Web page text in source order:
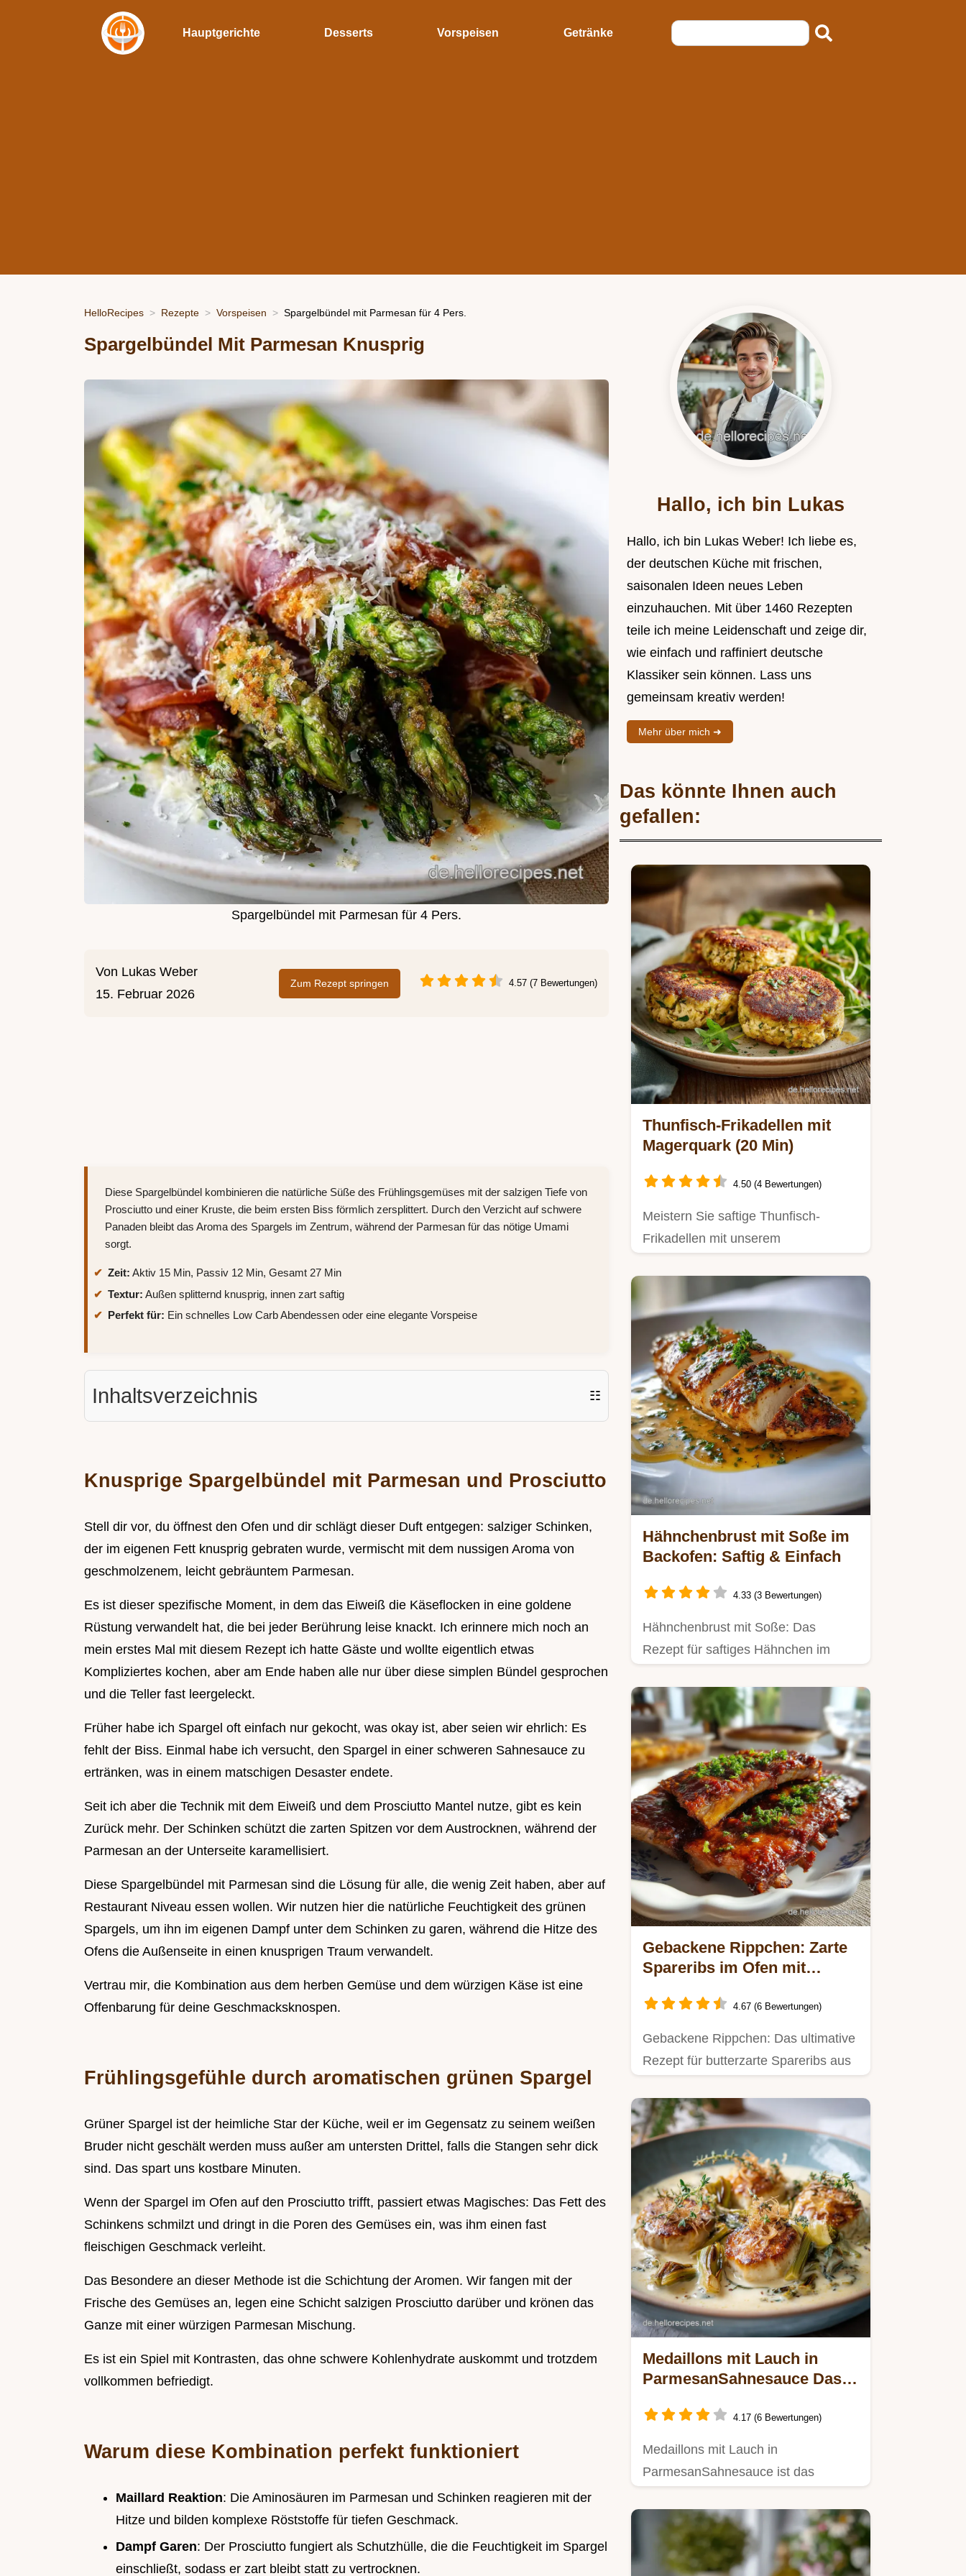
Hauptgerichte Desserts Vorspeisen Getränke
HelloRecipes Rezepte Vorspeisen Spargelbündel mit Parmesan für 4 Pers.
Spargelbündel Mit Parmesan Knusprig
Spargelbündel mit Parmesan für 4 Pers.
Von Lukas Weber
15. Februar 2026
Zum Rezept springen 4.57 (7 Bewertungen)
Diese Spargelbündel kombinieren die natürliche Süße des Frühlingsgemüses mit der salzigen Tiefe von
Prosciutto und einer Kruste, die beim ersten Biss förmlich zersplittert. Durch den Verzicht auf schwere
Panaden bleibt das Aroma des Spargels im Zentrum, während der Parmesan für das nötige Umami
sorgt.
Zeit: Aktiv 15 Min, Passiv 12 Min, Gesamt 27 Min
Textur: Außen splitternd knusprig, innen zart saftig
Perfekt für: Ein schnelles Low Carb Abendessen oder eine elegante Vorspeise
Inhaltsverzeichnis ☷
Knusprige Spargelbündel mit Parmesan und Prosciutto
Stell dir vor, du öffnest den Ofen und dir schlägt dieser Duft entgegen: salziger Schinken,
der im eigenen Fett knusprig gebraten wurde, vermischt mit dem nussigen Aroma von
geschmolzenem, leicht gebräuntem Parmesan.
Es ist dieser spezifische Moment, in dem das Eiweiß die Käseflocken in eine goldene
Rüstung verwandelt hat, die bei jeder Berührung leise knackt. Ich erinnere mich noch an
mein erstes Mal mit diesem Rezept ich hatte Gäste und wollte eigentlich etwas
Kompliziertes kochen, aber am Ende haben alle nur über diese simplen Bündel gesprochen
und die Teller fast leergeleckt.
Früher habe ich Spargel oft einfach nur gekocht, was okay ist, aber seien wir ehrlich: Es
fehlt der Biss. Einmal habe ich versucht, den Spargel in einer schweren Sahnesauce zu
ertränken, was in einem matschigen Desaster endete.
Seit ich aber die Technik mit dem Eiweiß und dem Prosciutto Mantel nutze, gibt es kein
Zurück mehr. Der Schinken schützt die zarten Spitzen vor dem Austrocknen, während der
Parmesan an der Unterseite karamellisiert.
Diese Spargelbündel mit Parmesan sind die Lösung für alle, die wenig Zeit haben, aber auf
Restaurant Niveau essen wollen. Wir nutzen hier die natürliche Feuchtigkeit des grünen
Spargels, um ihn im eigenen Dampf unter dem Schinken zu garen, während die Hitze des
Ofens die Außenseite in einen knusprigen Traum verwandelt.
Vertrau mir, die Kombination aus dem herben Gemüse und dem würzigen Käse ist eine
Offenbarung für deine Geschmacksknospen.
Frühlingsgefühle durch aromatischen grünen Spargel
Grüner Spargel ist der heimliche Star der Küche, weil er im Gegensatz zu seinem weißen
Bruder nicht geschält werden muss außer am untersten Drittel, falls die Stangen sehr dick
sind. Das spart uns kostbare Minuten.
Wenn der Spargel im Ofen auf den Prosciutto trifft, passiert etwas Magisches: Das Fett des
Schinkens schmilzt und dringt in die Poren des Gemüses ein, was ihm einen fast
fleischigen Geschmack verleiht.
Das Besondere an dieser Methode ist die Schichtung der Aromen. Wir fangen mit der
Frische des Gemüses an, legen eine Schicht salzigen Prosciutto darüber und krönen das
Ganze mit einer würzigen Parmesan Mischung.
Es ist ein Spiel mit Kontrasten, das ohne schwere Kohlenhydrate auskommt und trotzdem
vollkommen befriedigt.
Warum diese Kombination perfekt funktioniert
Maillard Reaktion: Die Aminosäuren im Parmesan und Schinken reagieren mit der
Hitze und bilden komplexe Röststoffe für tiefen Geschmack.
Dampf Garen: Der Prosciutto fungiert als Schutzhülle, die die Feuchtigkeit im Spargel
einschließt, sodass er zart bleibt statt zu vertrocknen.
Hallo, ich bin Lukas
Hallo, ich bin Lukas Weber! Ich liebe es,
der deutschen Küche mit frischen,
saisonalen Ideen neues Leben
einzuhauchen. Mit über 1460 Rezepten
teile ich meine Leidenschaft und zeige dir,
wie einfach und raffiniert deutsche
Klassiker sein können. Lass uns
gemeinsam kreativ werden!
Mehr über mich ➜
Das könnte Ihnen auch
gefallen:
Thunfisch-Frikadellen mit
Magerquark (20 Min)
4.50 (4 Bewertungen)
Meistern Sie saftige Thunfisch-
Frikadellen mit unserem
Hähnchenbrust mit Soße im
Backofen: Saftig & Einfach
4.33 (3 Bewertungen)
Hähnchenbrust mit Soße: Das
Rezept für saftiges Hähnchen im
Gebackene Rippchen: Zarte
Spareribs im Ofen mit
4.67 (6 Bewertungen)
Gebackene Rippchen: Das ultimative
Rezept für butterzarte Spareribs aus
Medaillons mit Lauch in
ParmesanSahnesauce Das
4.17 (6 Bewertungen)
Medaillons mit Lauch in
ParmesanSahnesauce ist das
Rezept Dieses…